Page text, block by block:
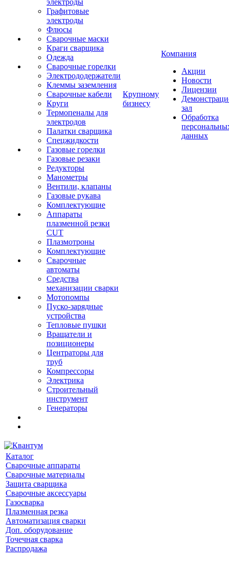
электроды
Графитовые
электроды
Флюсы
Сварочные маски
Краги сварщика
Одежда
Сварочные горелки
Электрододержатели
Клеммы заземления
Сварочные кабели
Круги
Термопеналы для
электродов
Палатки сварщика
Спецжидкости
Газовые горелки
Газовые резаки
Редукторы
Манометры
Вентили, клапаны
Газовые рукава
Комплектующие
Аппараты
плазменной резки
CUT
Плазмотроны
Комплектующие
Сварочные
автоматы
Средства
механизации сварки
Мотопомпы
Пуско-зарядные
устройства
Тепловые пушки
Вращатели и
позиционеры
Центраторы для
труб
Компрессоры
Электрика
Строительный
инструмент
Генераторы
Крупному
бизнесу
Компания
Акции
Новости
Лицензии
зал
Обработка
данных
Каталог
Сварочные аппараты
Сварочные материалы
Защита сварщика
Сварочные аксессуары
Газосварка
Плазменная резка
Автоматизация сварки
Доп. оборудование
Точечная сварка
Распродажа